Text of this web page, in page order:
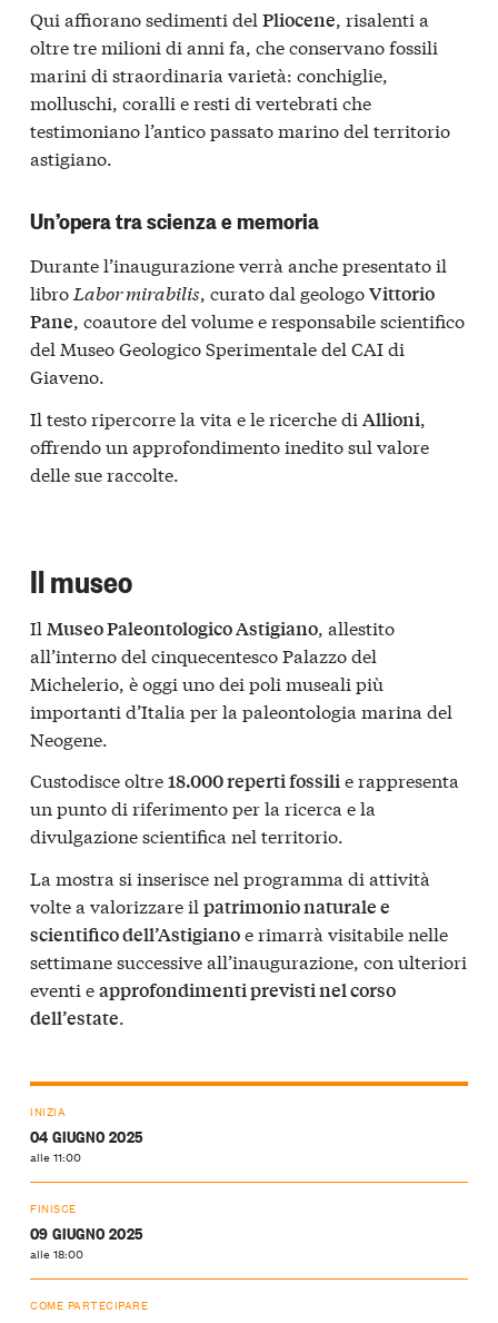
Qui affiorano sedimenti del Pliocene, risalenti a
oltre tre milioni di anni fa, che conservano fossili
marini di straordinaria varietà: conchiglie,
molluschi, coralli e resti di vertebrati che
testimoniano l’antico passato marino del territorio
astigiano.
Un’opera tra scienza e memoria
Durante l’inaugurazione verrà anche presentato il
libro Labor mirabilis, curato dal geologoVittorio
Pane, coautore del volume e responsabile scientifico
del Museo Geologico Sperimentale del CAI di
Giaveno.
Il testo ripercorre la vita e le ricerche di Allioni,
offrendo un approfondimento inedito sul valore
delle sue raccolte.
Il museo
Il Museo Paleontologico Astigiano, allestito
all’interno del cinquecentesco Palazzo del
Michelerio, è oggi uno dei poli museali più
importanti d’Italia per la paleontologia marina del
Neogene.
Custodisce oltre18.000 reperti fossilie rappresenta
un punto di riferimento per la ricerca e la
divulgazione scientifica nel territorio.
La mostra si inserisce nel programma di attività
volte a valorizzare il patrimonio naturale e
scientifico dell’Astigianoe rimarrà visitabile nelle
settimane successive all’inaugurazione, con ulteriori
eventi eapprofondimenti previsti nel corso
dell’estate.
INIZIA
04 GIUGNO 2025
alle 11:00
FINISCE
09 GIUGNO 2025
alle 18:00
COME PARTECIPARE